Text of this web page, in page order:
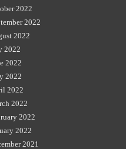
2022
2022
2022
2022
2022
2022
2022
2022
2022
2022
2021